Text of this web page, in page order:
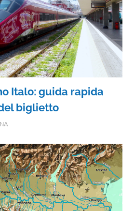
Italo: guida rapida
biglietto